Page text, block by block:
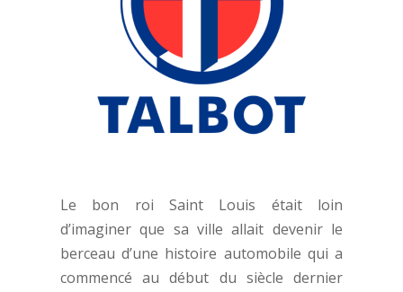
Le bon roi Saint Louis était loin
d’imaginer que sa ville allait devenir le
berceau d’une histoire automobile qui a
commencé au début du siècle dernier